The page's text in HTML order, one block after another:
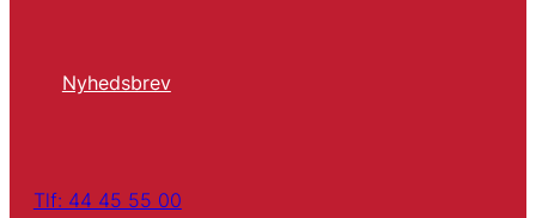
Nyhedsbrev
Tlf: 44 45 55 00